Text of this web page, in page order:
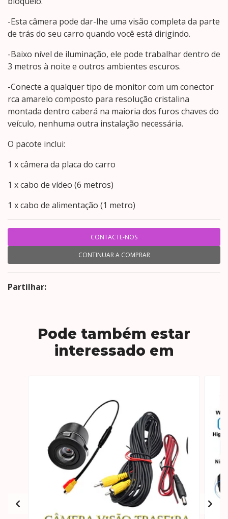
-Esta câmera pode dar-lhe uma visão completa da parte
de trás do seu carro quando você está dirigindo.
-Baixo nível de iluminação, ele pode trabalhar dentro de
3 metros à noite e outros ambientes escuros.
-Conecte a qualquer tipo de monitor com um conector
rca amarelo composto para resolução cristalina
montada dentro caberá na maioria dos furos chaves do
veículo, nenhuma outra instalação necessária.
O pacote inclui:
1 x câmera da placa do carro
1 x cabo de vídeo (6 metros)
1 x cabo de alimentação (1 metro)
CONTACTE-NOS
CONTINUAR A COMPRAR
Partilhar:
Pode também estar
interessado em